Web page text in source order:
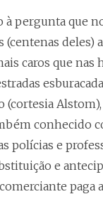
à pergunta que
(centenas deles)
caros que nas
(cortesia
conhecido
polícias e
e
paga